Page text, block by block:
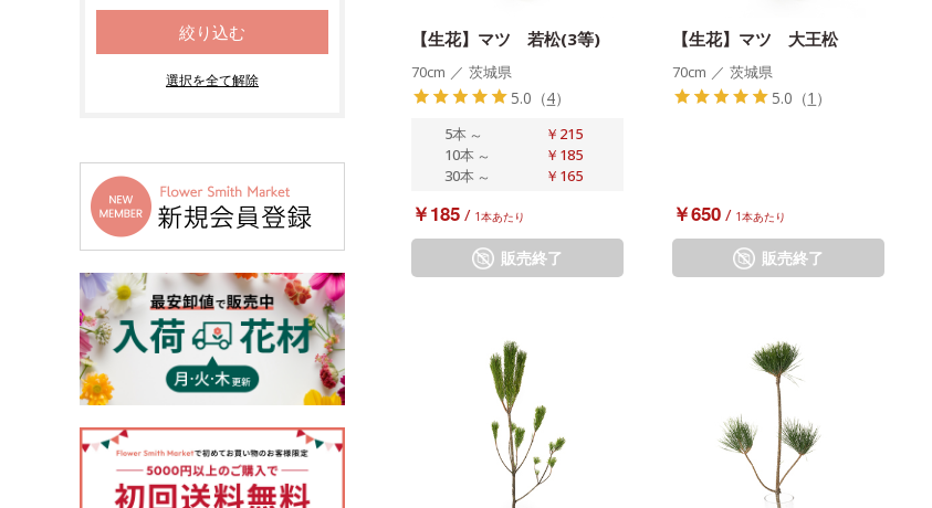
【生花】マツ 若松(3等)
70cm ／ 茨城県
5.0 （4）
5本 ～
￥215
10本 ～
￥185
30本 ～ ￥165
￥185 / 1本あたり
販売終了
【生花】マツ 大王松
70cm ／ 茨城県
5.0 （1 ）
￥650 / 1本あたり
販売終了